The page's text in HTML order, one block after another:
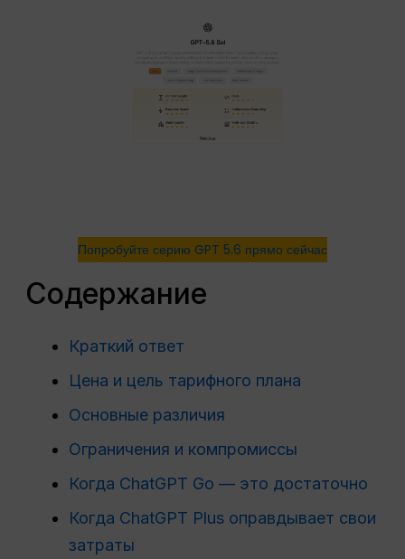
Попробуйте серию GPT 5.6 прямо сейчас
Содержание
Краткий ответ
Цена и цель тарифного плана
Основные различия
Ограничения и компромиссы
Когда ChatGPT Go — это достаточно
Когда ChatGPT Plus оправдывает свои
затраты